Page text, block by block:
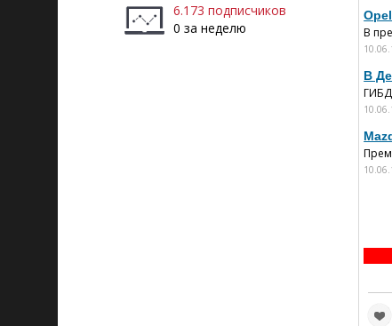
6.173 подписчиков
0 за неделю
В
В